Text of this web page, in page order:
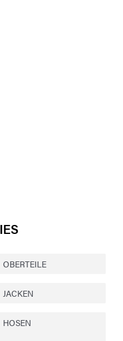
OBERTEILE
JACKEN
HOSEN